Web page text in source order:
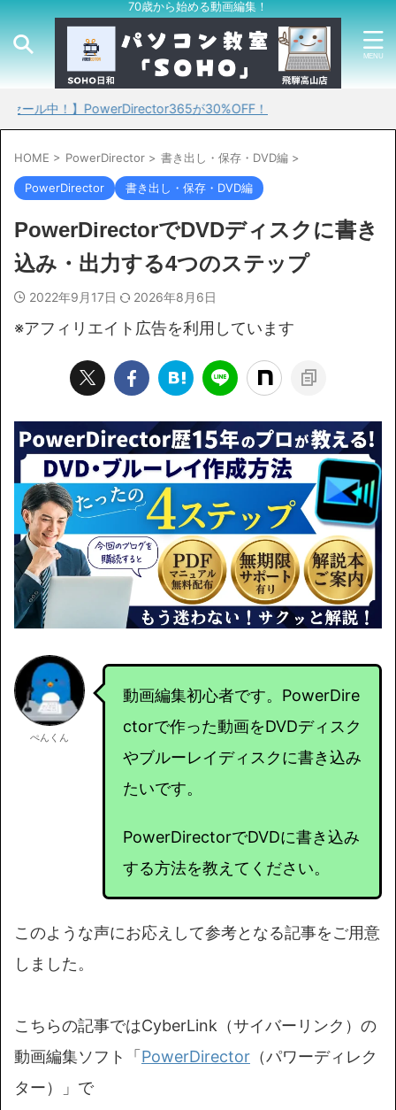
70歳から始める動画編集！
】PowerDirector365が30%OFF！
HOME > PowerDirector > 書き出し・保存・DVD編 >
PowerDirector 書き出し・保存・DVD編
PowerDirectorでDVDディスクに書き
込み・出力する4つのステップ
2022年9月17日 2026年8月6日
※アフィリエイト広告を利用しています
ぺんくん
動画編集初心者です。PowerDire
ctorで作った動画をDVDディスク
やブルーレイディスクに書き込み
たいです。
PowerDirectorでDVDに書き込み
する方法を教えてください。
このような声にお応えして参考となる記事をご用意
しました。
こちらの記事ではCyberLink（サイバーリンク）の
動画編集ソフト「 PowerDirector （パワーディレク
ター）」で